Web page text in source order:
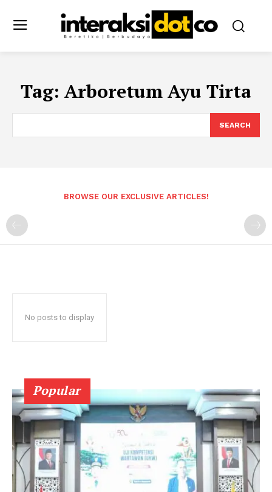
Tag: Arboretum Ayu Tirta
SEARCH
BROWSE OUR EXCLUSIVE ARTICLES!
No posts to display
Popular